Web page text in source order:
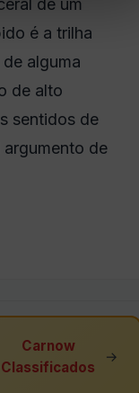
de um
é a trilha
alguma
de alto
sentidos de
de
Carnow
Classificados
→